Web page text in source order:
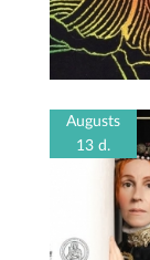
Augusts
13 d.